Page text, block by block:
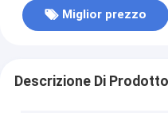
Miglior prezzo
Descrizione Di Prodotto